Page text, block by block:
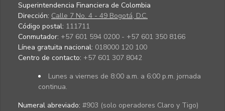
Superintendencia Financiera de Colombia
Dirección: Calle 7 No. 4 - 49 Bogotá, D.C.
Código postal: 111711
Conmutador: +57 601 594 0200 - +57 601 350 8166
Línea gratuita nacional: 018000 120 100
Centro de contacto: +57 601 307 8042
Lunes a viernes de 8:00 a.m. a 6:00 p.m. jornada
continua.
Numeral abreviado: #903 (solo operadores Claro y Tigo)